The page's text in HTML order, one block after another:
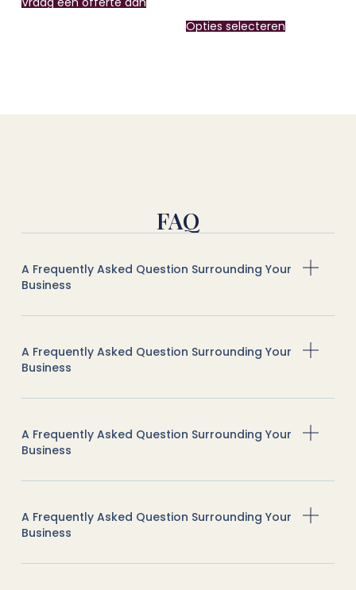
Opties selecteren
FAQ
A Frequently Asked Question Surrounding Your
Business
A Frequently Asked Question Surrounding Your
Business
A Frequently Asked Question Surrounding Your
Business
A Frequently Asked Question Surrounding Your
Business